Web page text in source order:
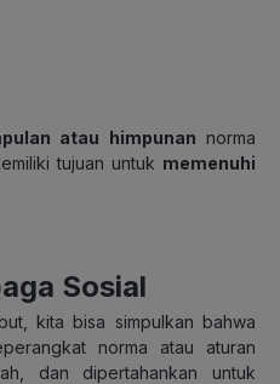
atau himpunan norma
tujuan untuk memenuhi
Sosial
kita bisa simpulkan bahwa
norma atau aturan
dan dipertahankan untuk